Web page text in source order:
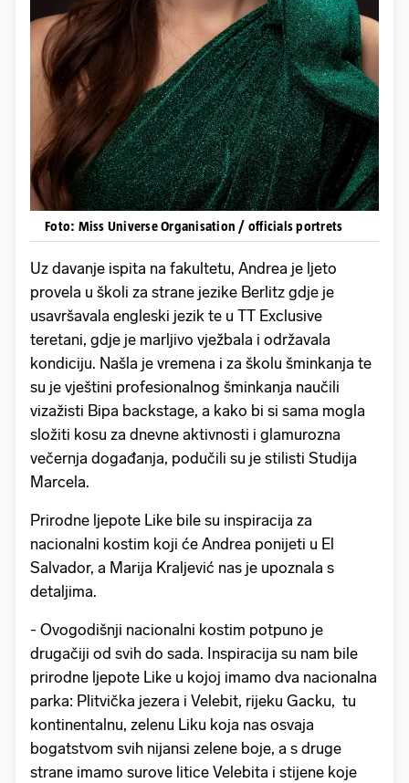
Foto: Miss Universe Organisation / officials portrets
Uz davanje ispita na fakultetu, Andrea je ljeto
provela u školi za strane jezike Berlitz gdje je
usavršavala engleski jezik te u TT Exclusive
teretani, gdje je marljivo vježbala i održavala
kondiciju. Našla je vremena i za školu šminkanja te
su je vještini profesionalnog šminkanja naučili
vizažisti Bipa backstage, a kako bi si sama mogla
složiti kosu za dnevne aktivnosti i glamurozna
večernja događanja, podučili su je stilisti Studija
Marcela.
Prirodne ljepote Like bile su inspiracija za
nacionalni kostim koji će Andrea ponijeti u El
Salvador, a Marija Kraljević nas je upoznala s
detaljima.
- Ovogodišnji nacionalni kostim potpuno je
drugačiji od svih do sada. Inspiracija su nam bile
prirodne ljepote Like u kojoj imamo dva nacionalna
parka: Plitvička jezera i Velebit, rijeku Gacku, tu
kontinentalnu, zelenu Liku koja nas osvaja
bogatstvom svih nijansi zelene boje, a s druge
strane imamo surove litice Velebita i stijene koje